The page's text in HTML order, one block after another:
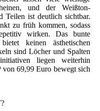
und der Weißton-
Teilen ist deutlich sichtbar.
zu früh kommen, sodass
wirken. Das bunte
keinen ästhetischen
sind Löcher und Spalten
liegen weiterhin
69,99 Euro bewegt sich